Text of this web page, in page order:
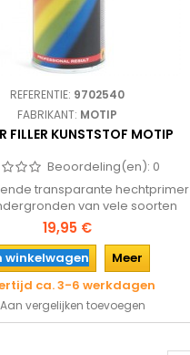
REFERENTIE: 9702540
FABRIKANT: MOTIP
FILLER KUNSTSTOF MOTIP
Beoordeling(en): 0
transparante hechtprimer
van vele soorten
kunststof.
19,95 €
winkelwagen
Meer
ca. 3-6 werkdagen
Aan vergelijken toevoegen